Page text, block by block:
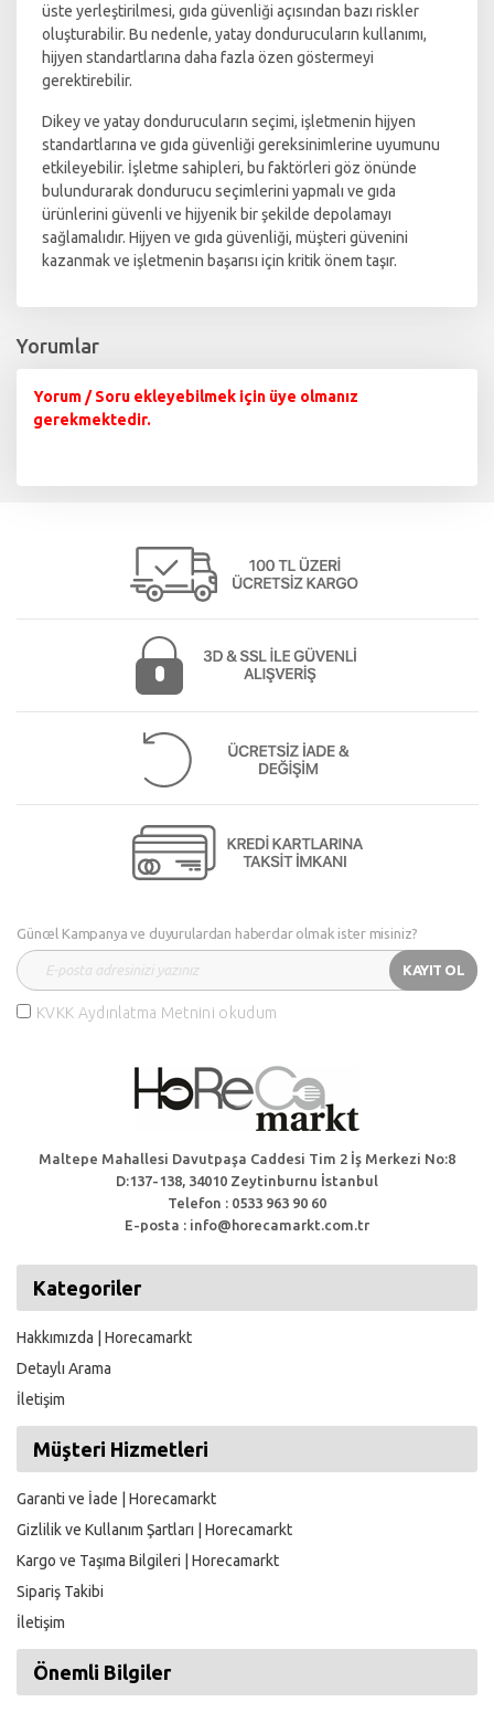
üste yerleştirilmesi, gıda güvenliği açısından bazı riskler
oluşturabilir. Bu nedenle, yatay dondurucuların kullanımı,
hijyen standartlarına daha fazla özen göstermeyi
gerektirebilir.
Dikey ve yatay dondurucuların seçimi, işletmenin hijyen
standartlarına ve gıda güvenliği gereksinimlerine uyumunu
etkileyebilir. İşletme sahipleri, bu faktörleri göz önünde
bulundurarak dondurucu seçimlerini yapmalı ve gıda
ürünlerini güvenli ve hijyenik bir şekilde depolamayı
sağlamalıdır. Hijyen ve gıda güvenliği, müşteri güvenini
kazanmak ve işletmenin başarısı için kritik önem taşır.
Yorumlar
Yorum / Soru ekleyebilmek için üye olmanız
gerekmektedir.
Güncel Kampanya ve duyurulardan haberdar olmak ister misiniz?
KAYIT OL
KVKK Aydınlatma Metnini okudum
Maltepe Mahallesi Davutpaşa Caddesi Tim 2 İş Merkezi No:8
D:137-138, 34010 Zeytinburnu İstanbul
Telefon : 0533 963 90 60
E-posta : info@horecamarkt.com.tr
Kategoriler
Hakkımızda | Horecamarkt
Detaylı Arama
İletişim
Müşteri Hizmetleri
Garanti ve İade | Horecamarkt
Gizlilik ve Kullanım Şartları | Horecamarkt
Kargo ve Taşıma Bilgileri | Horecamarkt
Sipariş Takibi
İletişim
Önemli Bilgiler